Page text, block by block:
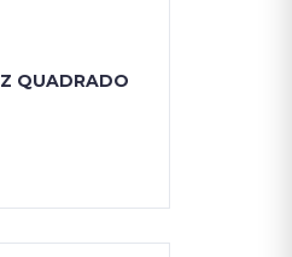
QUADRADO